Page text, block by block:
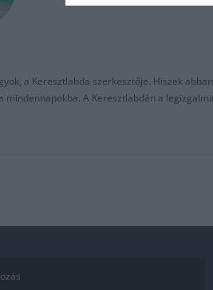
a Keresztlabda szerkesztője. Hiszek
mindennapokba. A Keresztlabdán a